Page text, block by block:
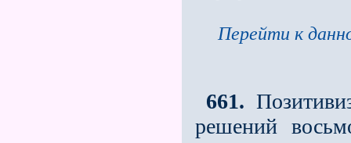
Перейти к
661.
решений